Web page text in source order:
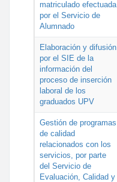
matriculado efectuada
por el Servicio de
Alumnado
Elaboración y difusión
por el SIE de la
información del
proceso de inserción
laboral de los
graduados UPV
Gestión de programas
de calidad
relacionados con los
servicios, por parte
del Servicio de
Evaluación, Calidad y